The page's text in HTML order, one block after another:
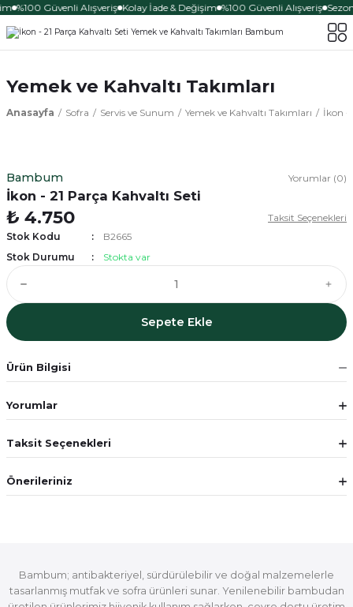
%100 Güvenli Alışveriş Kolay İade & Değişim %100 Güvenli Alışveriş
Yemek ve Kahvaltı Takımları
Anasayfa Sofra Servis ve Sunum Yemek ve Kahvaltı Takımları İkon -
Bambum Yorumlar (0)
İkon - 21 Parça Kahvaltı Seti
₺ 4.750
Taksit Seçenekleri
Stok Kodu
B2665
Stok Durumu
Stokta var
Sepete Ekle
Ürün Bilgisi
Yorumlar
Taksit Seçenekleri
Önerileriniz
Bambum; antibakteriyel, sürdürülebilir ve doğal malzemelerle
tasarlanmış mutfak ve sofra ürünleri sunar. Yenilenebilir bambudan